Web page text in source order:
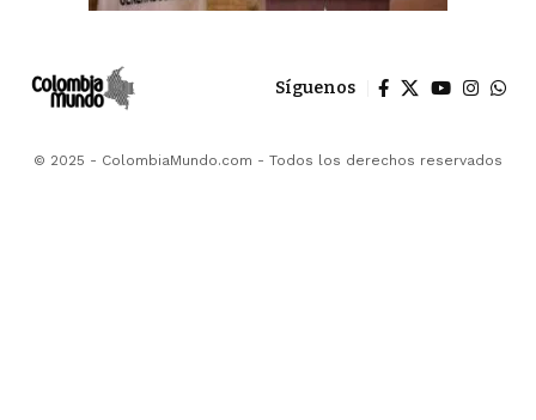
Síguenos
© 2025 - ColombiaMundo.com - Todos los derechos reservados